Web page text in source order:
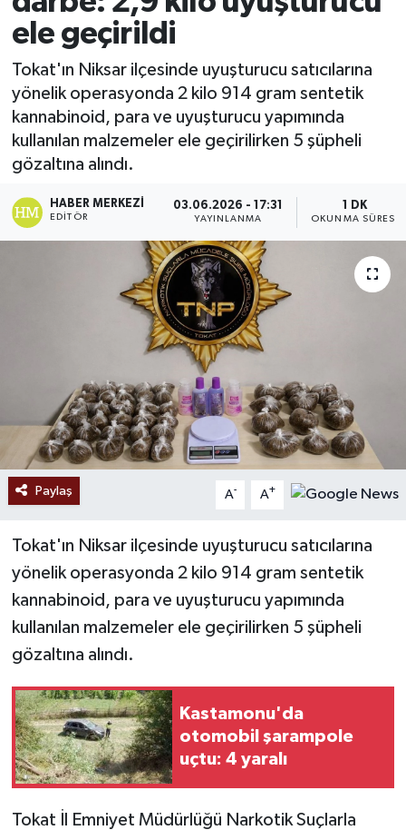
ele geçirildi
Tokat'ın Niksar ilçesinde uyuşturucu satıcılarına
yönelik operasyonda 2 kilo 914 gram sentetik
kannabinoid, para ve uyuşturucu yapımında
kullanılan malzemeler ele geçirilirken 5 şüpheli
gözaltına alındı.
HABER MERKEZI
EDITÖR
03.06.2026 - 17:31
YAYINLANMA
1 DK
OKUNMA SÜRESI
Paylaş A- A+
Tokat'ın Niksar ilçesinde uyuşturucu satıcılarına
yönelik operasyonda 2 kilo 914 gram sentetik
kannabinoid, para ve uyuşturucu yapımında
kullanılan malzemeler ele geçirilirken 5 şüpheli
gözaltına alındı.
Kastamonu'da
otomobil şarampole
uçtu: 4 yaralı
Tokat İl Emniyet Müdürlüğü Narkotik Suçlarla
Ekonomi
Sağlık
Tokat Haber